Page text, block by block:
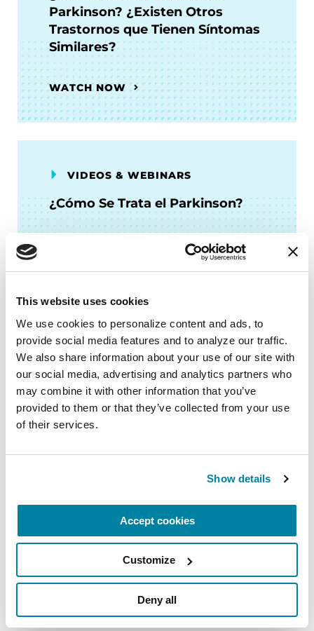
This website uses cookies
We use cookies to personalize content and ads, to
provide social media features and to analyze our traffic.
We also share information about your use of our site with
our social media, advertising and analytics partners who
may combine it with other information that you’ve
provided to them or that they’ve collected from your use
of their services.
Show details
Accept cookies
Customize
Deny all
Parkinson? ¿Existen Otros
Trastornos que Tienen Síntomas
Similares?
WATCH NOW
VIDEOS & WEBINARS
¿Cómo Se Trata el Parkinson?
Recursos en español
disponibles en español.